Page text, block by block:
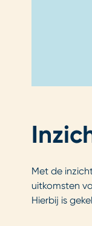
Met de
uitkomsten
Hierbij is